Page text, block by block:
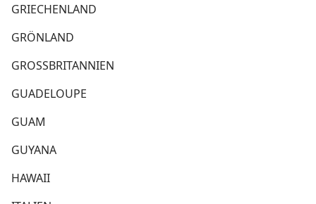
GRIECHENLAND
GRÖNLAND
GROSSBRITANNIEN
GUADELOUPE
GUAM
GUYANA
HAWAII